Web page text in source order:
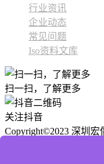
行业资讯
企业动态
常见问题
Iso资料文库
扫一扫，了解更多
关注抖音
Copyright©2023 深圳